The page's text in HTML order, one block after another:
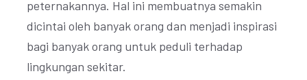
peternakannya. Hal ini membuatnya semakin
dicintai oleh banyak orang dan menjadi inspirasi
bagi banyak orang untuk peduli terhadap
lingkungan sekitar.